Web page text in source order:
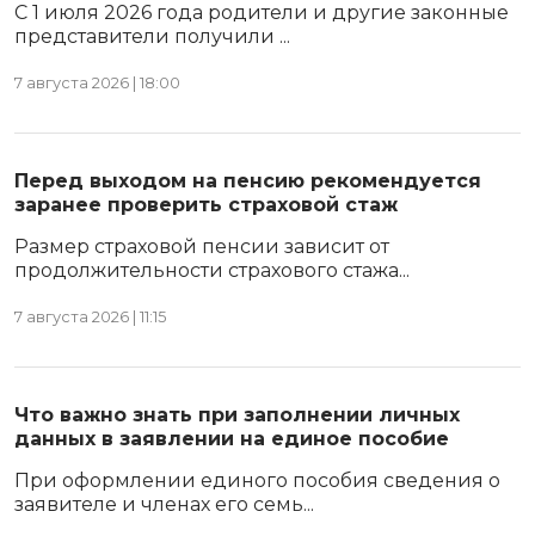
С 1 июля 2026 года родители и другие законные
представители получили ...
7 августа 2026 | 18:00
Перед выходом на пенсию рекомендуется
заранее проверить страховой стаж
Размер страховой пенсии зависит от
продолжительности страхового стажа...
7 августа 2026 | 11:15
Что важно знать при заполнении личных
данных в заявлении на единое пособие
При оформлении единого пособия сведения о
заявителе и членах его семь...